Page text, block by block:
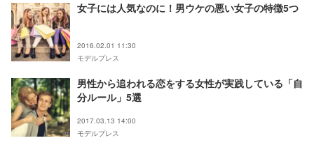
女子には人気なのに！男ウケの悪い女子の特徴5つ
2016.02.01 11:30
モデルプレス
男性から追われる恋をする女性が実践している「自
分ルール」5選
2017.03.13 14:00
モデルプレス